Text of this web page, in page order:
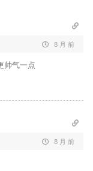
8 月 前
帅气一点
8 月 前